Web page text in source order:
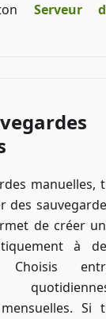
Serveur
manuelles,
des
de créer
à
Choisis
Si